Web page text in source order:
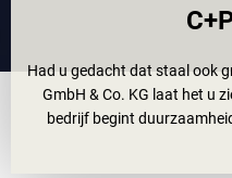
Had u gedacht dat staal ook
GmbH & Co. KG laat het u
bedrijf begint
. Het kan